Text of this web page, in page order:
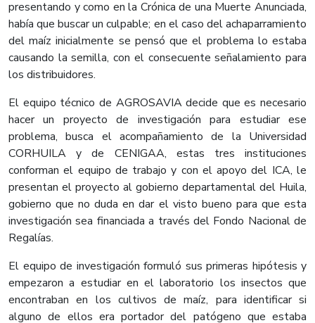
presentando y como en la Crónica de una Muerte Anunciada,
había que buscar un culpable; en el caso del achaparramiento
del maíz inicialmente se pensó que el problema lo estaba
causando la semilla, con el consecuente señalamiento para
los distribuidores.
El equipo técnico de AGROSAVIA decide que es necesario
hacer un proyecto de investigación para estudiar ese
problema, busca el acompañamiento de la Universidad
CORHUILA y de CENIGAA, estas tres instituciones
conforman el equipo de trabajo y con el apoyo del ICA, le
presentan el proyecto al gobierno departamental del Huila,
gobierno que no duda en dar el visto bueno para que esta
investigación sea financiada a través del Fondo Nacional de
Regalías.
El equipo de investigación formuló sus primeras hipótesis y
empezaron a estudiar en el laboratorio los insectos que
encontraban en los cultivos de maíz, para identificar si
alguno de ellos era portador del patógeno que estaba